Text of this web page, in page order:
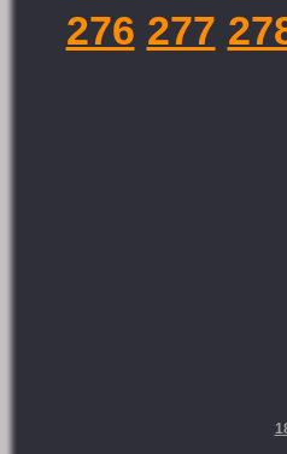
276 277